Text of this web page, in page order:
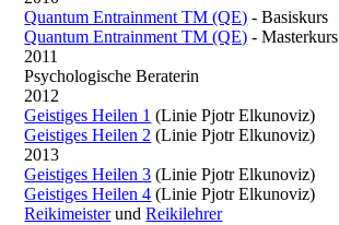
Quantum Entrainment TM (QE) - Basiskurs
Quantum Entrainment TM (QE) - Masterkurs
2011
Psychologische Beraterin
2012
Geistiges Heilen 1 (Linie Pjotr Elkunoviz)
Geistiges Heilen 2 (Linie Pjotr Elkunoviz)
2013
Geistiges Heilen 3 (Linie Pjotr Elkunoviz)
Geistiges Heilen 4 (Linie Pjotr Elkunoviz)
ReikimeisterundReikilehrer